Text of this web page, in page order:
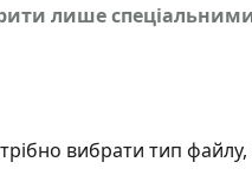
лише
вибрати тип файлу,